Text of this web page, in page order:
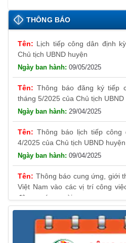
THÔNG BÁO
Lịch tiếp công dân định
Chủ tịch UBND huyện
09/05/2025
Thông báo đăng ký tiếp
tháng 5/2025 của Chủ tịch UBND
29/04/2025
Thông báo lịch tiếp
4/2025 của Chủ tịch UBND huyện
09/04/2025
Thông báo cung ứng, giới
Việt Nam vào các vị trí công
động nước ngoài
31/03/2025
Thông báo treo cờ Tổ
Ngày giải phóng tỉnh Phú Yên